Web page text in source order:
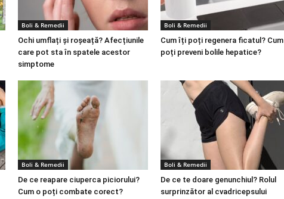
Boli & Remedii
Ochi umflați și roșeață? Afecțiunile
care pot sta în spatele acestor
simptome
Boli & Remedii
Cum îți poți regenera ficatul? Cum
poți preveni bolile hepatice?
Boli & Remedii
De ce reapare ciuperca piciorului?
Cum o poți combate corect?
Boli & Remedii
De ce te doare genunchiul? Rolul
surprinzător al cvadricepsului